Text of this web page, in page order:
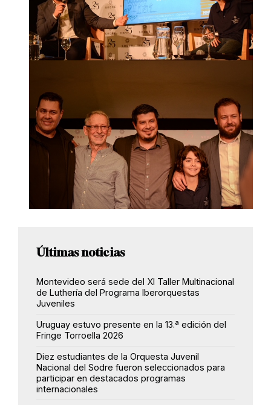
Últimas noticias
Montevideo será sede del XI Taller Multinacional
de Luthería del Programa Iberorquestas
Juveniles
Uruguay estuvo presente en la 13.ª edición del
Fringe Torroella 2026
Diez estudiantes de la Orquesta Juvenil
Nacional del Sodre fueron seleccionados para
participar en destacados programas
internacionales